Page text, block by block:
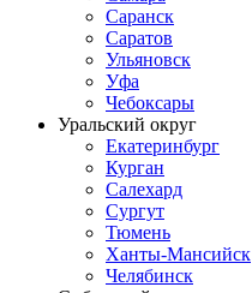
Саранск
Саратов
Ульяновск
Уфа
Чебоксары
Уральский округ
Екатеринбург
Курган
Салехард
Сургут
Тюмень
Ханты-Мансийск
Челябинск